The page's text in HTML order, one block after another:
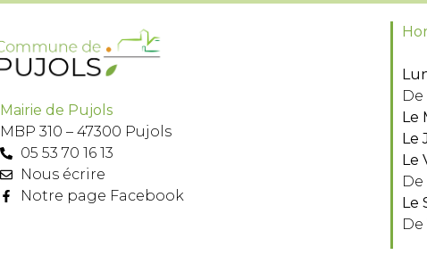
Mairie de Pujols
MBP 310 – 47300 Pujols
05 53 70 16 13
Nous écrire
Notre page Facebook
De
Le
Le
Le
De
Le
De